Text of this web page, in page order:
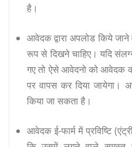
है।
आवेदक द्वारा अपलोड किये
रूप से दिखने चाहिए। यदि
गए तो ऐसे आवेदनो को आवेदक
पर वापस कर दिया जायेगा।
किया जा सकता है।
आवेदक ई-फार्म में प्रविष्टि